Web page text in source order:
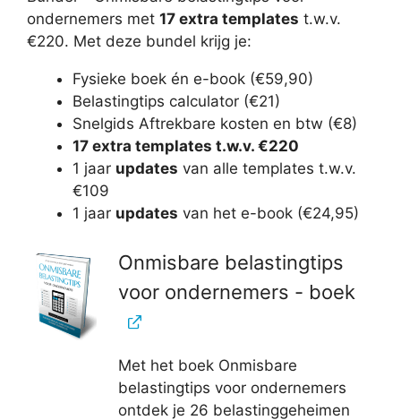
ondernemers met 17 extra templates t.w.v.
€220. Met deze bundel krijg je:
Fysieke boek én e-book (€59,90)
Belastingtips calculator (€21)
Snelgids Aftrekbare kosten en btw (€8)
17 extra templates t.w.v. €220
1 jaar updates van alle templates t.w.v.
€109
1 jaar updates van het e-book (€24,95)
Onmisbare belastingtips
voor ondernemers - boek
Met het boek Onmisbare
belastingtips voor ondernemers
ontdek je 26 belastinggeheimen